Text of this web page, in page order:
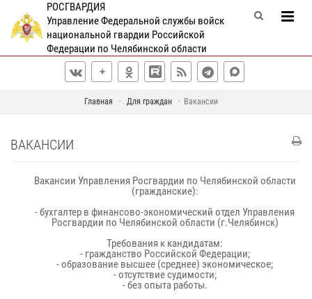
РОСГВАРДИЯ
Управление Федеральной службы войск
национальной гвардии Российской
Федерации по Челябинской области
Главная Для граждан Вакансии
ВАКАНСИИ
Вакансии Управления Росгвардии по Челябинской области
(гражданские):
- бухгалтер в финансово-экономический отдел Управления
Росгвардии по Челябинской области (г.Челябинск)
Требования к кандидатам:
- гражданство Российской Федерации;
- образование высшее (среднее) экономическое;
- отсутствие судимости;
- без опыта работы.